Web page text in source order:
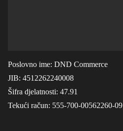
Poslovno ime: DND Commerce
JIB: 4512262240008
Šifra djelatnosti: 47.91
Tekući račun: 555-700-00562260-09